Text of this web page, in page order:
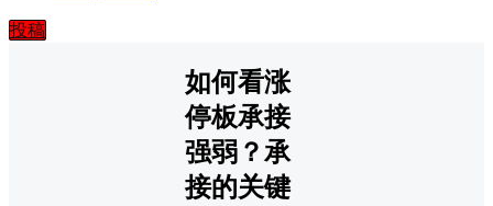
投稿
如何看涨
停板承接
强弱？承
接的关键